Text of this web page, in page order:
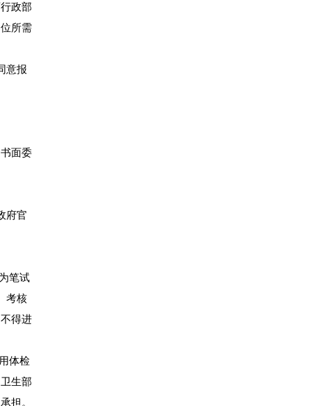
政部
所需
意报
面委
府官
笔试
考核
得进
体检
生部
担。